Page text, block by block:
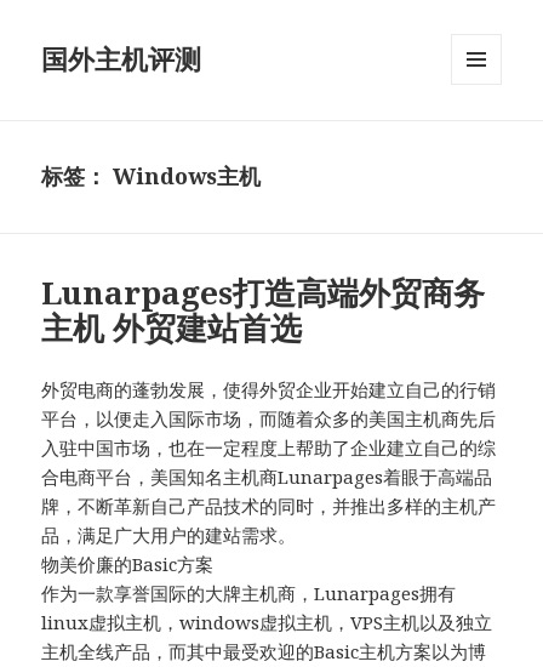
国外主机评测
标签：Windows主机
Lunarpages打造高端外贸商务
主机 外贸建站首选
外贸电商的蓬勃发展，使得外贸企业开始建立自己的行销
平台，以便走入国际市场，而随着众多的美国主机商先后
入驻中国市场，也在一定程度上帮助了企业建立自己的综
合电商平台，美国知名主机商Lunarpages着眼于高端品
牌，不断革新自己产品技术的同时，并推出多样的主机产
品，满足广大用户的建站需求。
物美价廉的Basic方案
作为一款享誉国际的大牌主机商，Lunarpages拥有
linux虚拟主机，windows虚拟主机，VPS主机以及独立
主机全线产品，而其中最受欢迎的Basic主机方案以为博